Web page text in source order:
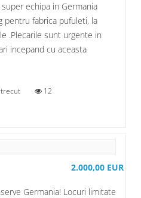
echipa in Germania
pentru fabrica pufuleti, la
.Plecarile sunt urgente in
incepand cu aceasta
trecut
12
2.000,00 EUR
Germania! Locuri limitate